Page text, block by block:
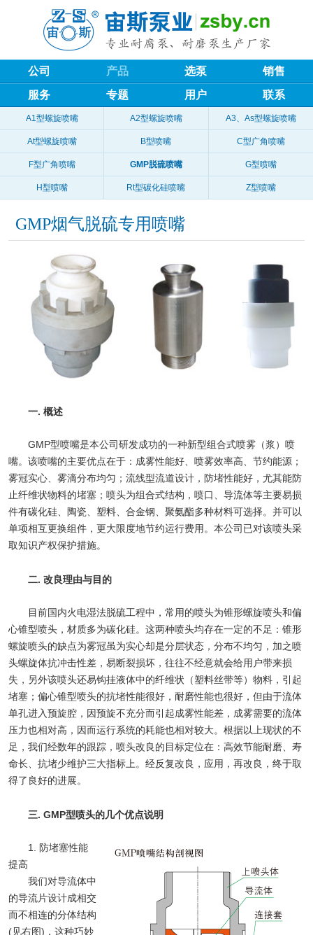
公司 产品 选泵
销售
服务
专题 用户 联系
A1型螺旋喷嘴 A2型螺旋喷嘴 A3、As型螺旋喷嘴
At型螺旋喷嘴 B型喷嘴 C型广角喷嘴
F型广角喷嘴 GMP脱硫喷嘴 G型喷嘴
H型喷嘴 Rt型碳化硅喷嘴 Z型喷嘴
GMP烟气脱硫专用喷嘴
一. 概述
GMP型喷嘴是本公司研发成功的一种新型组合式喷雾（浆）喷
嘴。该喷嘴的主要优点在于：成雾性能好、喷雾效率高、节约能源；
雾冠实心、雾滴分布均匀；流线型流道设计，防堵性能好，尤其能防
止纤维状物料的堵塞；喷头为组合式结构，喷口、导流体等主要易损
件有碳化硅、陶瓷、塑料、合金钢、聚氨酯多种材料可选择。并可以
单项相互更换组件，更大限度地节约运行费用。本公司已对该喷头采
取知识产权保护措施。
二. 改良理由与目的
目前国内火电湿法脱硫工程中，常用的喷头为锥形螺旋喷头和偏
心锥型喷头，材质多为碳化硅。这两种喷头均存在一定的不足：锥形
螺旋喷头的缺点为雾冠虽为实心却是分层状态，分布不均匀，加之喷
头螺旋体抗冲击性差，易断裂损坏，往往不经意就会给用户带来损
失，另外该喷头还易钩挂液体中的纤维状（塑料丝带等）物料，引起
堵塞；偏心锥型喷头的抗堵性能很好，耐磨性能也很好，但由于流体
单孔进入预旋腔，因预旋不充分而引起成雾性能差，成雾需要的流体
压力也相对高，因而运行系统的耗能也相对较大。根据以上现状的不
足，我们经数年的跟踪，喷头改良的目标定位在：高效节能耐磨、寿
命长、抗堵少维护三大指标上。经反复改良，应用，再改良，终于取
得了良好的进展。
三. GMP型喷头的几个优点说明
1. 防堵塞性能
提高
我们对导流体中
的导流片设计成相交
而不相连的分体结构
(见右图)，这种巧妙